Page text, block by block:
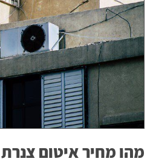
מהו מחיר איטום צנרת